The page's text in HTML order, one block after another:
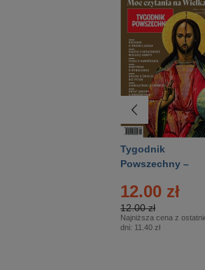
Tygodnik
Powszechny –
12.00 zł
12.00 zł
Najniższa cena z
dni: 11.40 zł